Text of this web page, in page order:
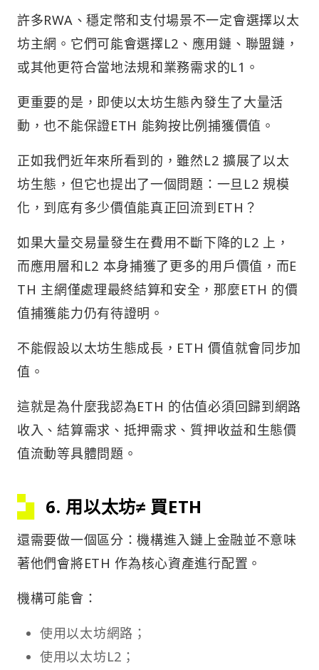
許多RWA、穩定幣和支付場景不一定會選擇以太
坊主網。它們可能會選擇L2、應用鏈、聯盟鏈，
或其他更符合當地法規和業務需求的L1。
更重要的是，即使以太坊生態內發生了大量活
動，也不能保證ETH 能夠按比例捕獲價值。
正如我們近年來所看到的，雖然L2 擴展了以太
坊生態，但它也提出了一個問題：一旦L2 規模
化，到底有多少價值能真正回流到ETH？
如果大量交易量發生在費用不斷下降的L2 上，
而應用層和L2 本身捕獲了更多的用戶價值，而E
TH 主網僅處理最終結算和安全，那麼ETH 的價
值捕獲能力仍有待證明。
不能假設以太坊生態成長，ETH 價值就會同步加
值。
這就是為什麼我認為ETH 的估值必須回歸到網路
收入、結算需求、抵押需求、質押收益和生態價
值流動等具體問題。
6. 用以太坊≠ 買ETH
還需要做一個區分：機構進入鏈上金融並不意味
著他們會將ETH 作為核心資產進行配置。
機構可能會：
使用以太坊網路；
使用以太坊L2；